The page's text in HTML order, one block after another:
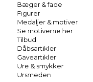
Bæger & fade
Figurer
Medaljer & motiver
Se motiverne her
Tilbud
Dåbsartikler
Gaveartikler
Ure & smykker
Ursmeden